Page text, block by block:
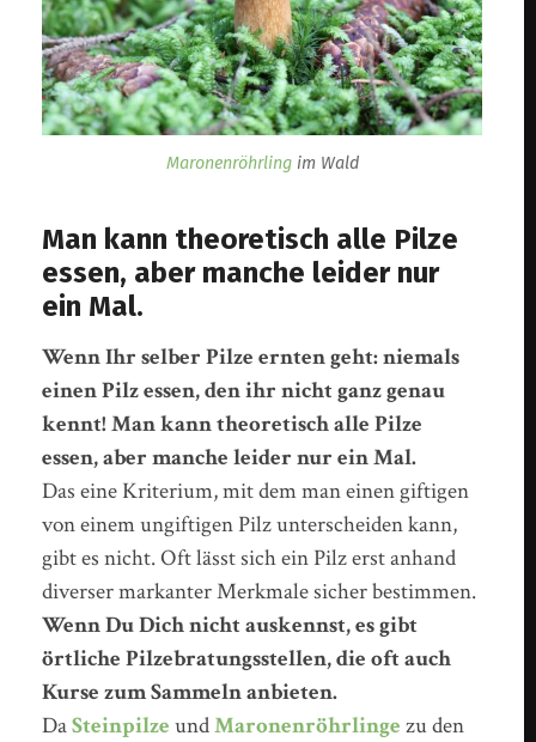
Maronenröhrlingim Wald
Man kann theoretisch alle Pilze
essen, aber manche leider nur
ein Mal.
Wenn Ihr selber Pilze ernten geht: niemals
einen Pilz essen, den ihr nicht ganz genau
kennt! Man kann theoretisch alle Pilze
essen, aber manche leider nur ein Mal.
Das eine Kriterium, mit dem man einen giftigen
von einem ungiftigen Pilz unterscheiden kann,
gibt es nicht. Oft lässt sich ein Pilz erst anhand
diverser markanter Merkmale sicher bestimmen.
Wenn Du Dich nicht auskennst, es gibt
örtliche Pilzebratungsstellen, die oft auch
Kurse zum Sammeln anbieten.
DaSteinpilze undMaronenröhrlinge zu den